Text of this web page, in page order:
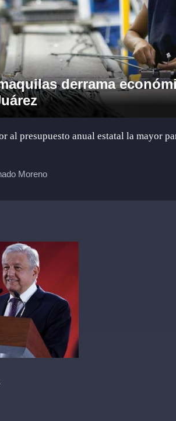
derrama
al presupuesto anual estatal la mayor
Moreno